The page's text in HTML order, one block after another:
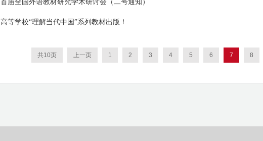
首届全国外语教材研究学术研讨会（二号通知）
高等学校“理解当代中国”系列教材出版！
共10页 上一页 1 2 3 4 5 6 7 8